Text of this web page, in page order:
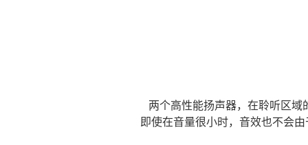
两个高性能扬声器，在聆听区域
即使在音量很小时，音效也不会